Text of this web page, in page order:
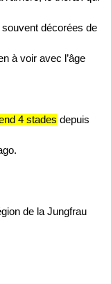
décorées de
à voir avec l’âge
4 stades depuis
de la Jungfrau